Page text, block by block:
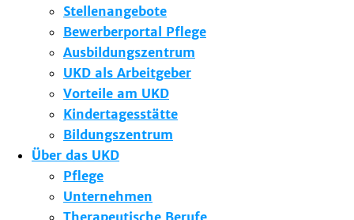
Stellenangebote
Bewerberportal Pflege
Ausbildungszentrum
UKD als Arbeitgeber
Vorteile am UKD
Kindertagesstätte
Bildungszentrum
Über das UKD
Pflege
Unternehmen